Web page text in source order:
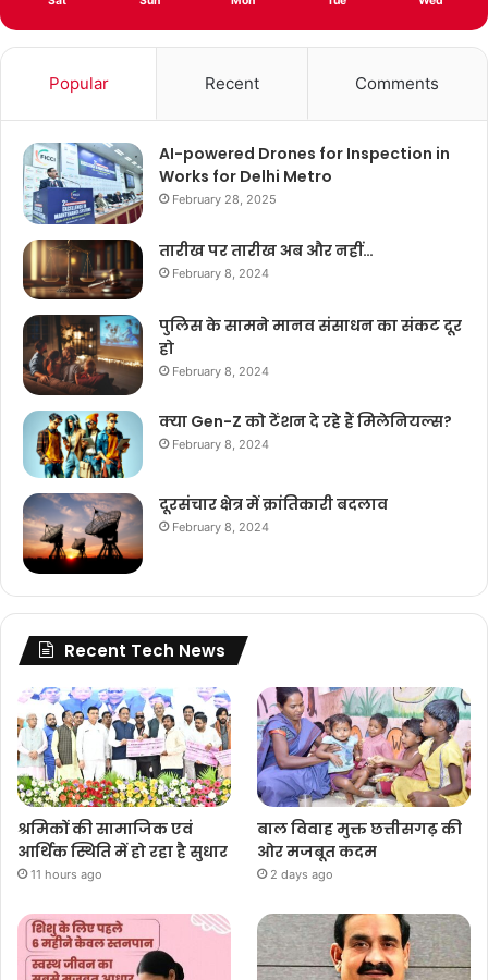
Popular Recent Comments
AI-powered Drones for Inspection in
Works for Delhi Metro
February 28, 2025
तारीख पर तारीख अब और नहीं…
February 8, 2024
पुलिस के सामने मानव संसाधन का संकट दूर
हो
February 8, 2024
क्या Gen-Z को टेंशन दे रहे हैं मिलेनियल्स?
February 8, 2024
दूरसंचार क्षेत्र में क्रांतिकारी बदलाव
February 8, 2024
Recent Tech News
श्रमिकों की सामाजिक एवं
आर्थिक स्थिति में हो रहा है सुधार
11 hours ago
बाल विवाह मुक्त छत्तीसगढ़ की
ओर मजबूत कदम
2 days ago